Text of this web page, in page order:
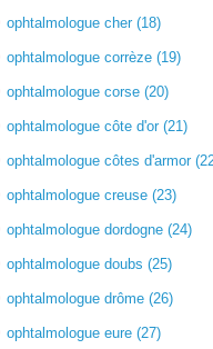
ophtalmologue cher (18)
ophtalmologue corrèze (19)
ophtalmologue corse (20)
ophtalmologue côte d'or (21)
ophtalmologue côtes d'armor
ophtalmologue creuse (23)
ophtalmologue dordogne (24)
ophtalmologue doubs (25)
ophtalmologue drôme (26)
ophtalmologue eure (27)